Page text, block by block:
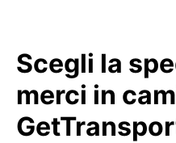
Scegli la
merci in